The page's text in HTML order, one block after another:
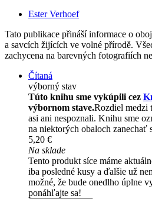
Ester Verhoef
Tato publikace přináší informace o
a savcích žijících ve volné přírodě.
zachycena na barevných fotografiích
Čítaná
výborný stav
Túto knihu sme vykúpili cez
výbornom stave.Rozdiel medzi
asi ani nespoznali. Knihu sme
na niektorých obaloch zanechať
5,20 €
Na sklade
Tento produkt síce máme
iba posledné kusy a ďalšie už
možné, že bude onedlho úplne
ponáhľajte sa!